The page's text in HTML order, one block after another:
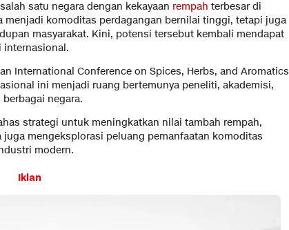
satu negara dengan kekayaan rempah terbesar di
menjadi komoditas perdagangan bernilai tinggi, tetapi juga
masyarakat. Kini, potensi tersebut kembali mendapat
internasional.
International Conference on Spices, Herbs, and Aromatics
ini menjadi ruang bertemunya peneliti, akademisi,
negara.
strategi untuk meningkatkan nilai tambah rempah,
mengeksplorasi peluang pemanfaatan komoditas
modern.
Iklan